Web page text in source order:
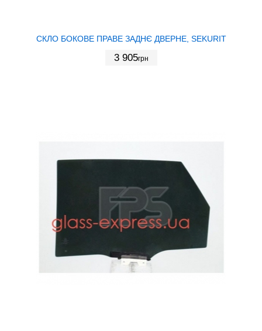
СКЛО БОКОВЕ ПРАВЕ ЗАДНЄ ДВЕРНЕ, SEKURIT
3 905грн